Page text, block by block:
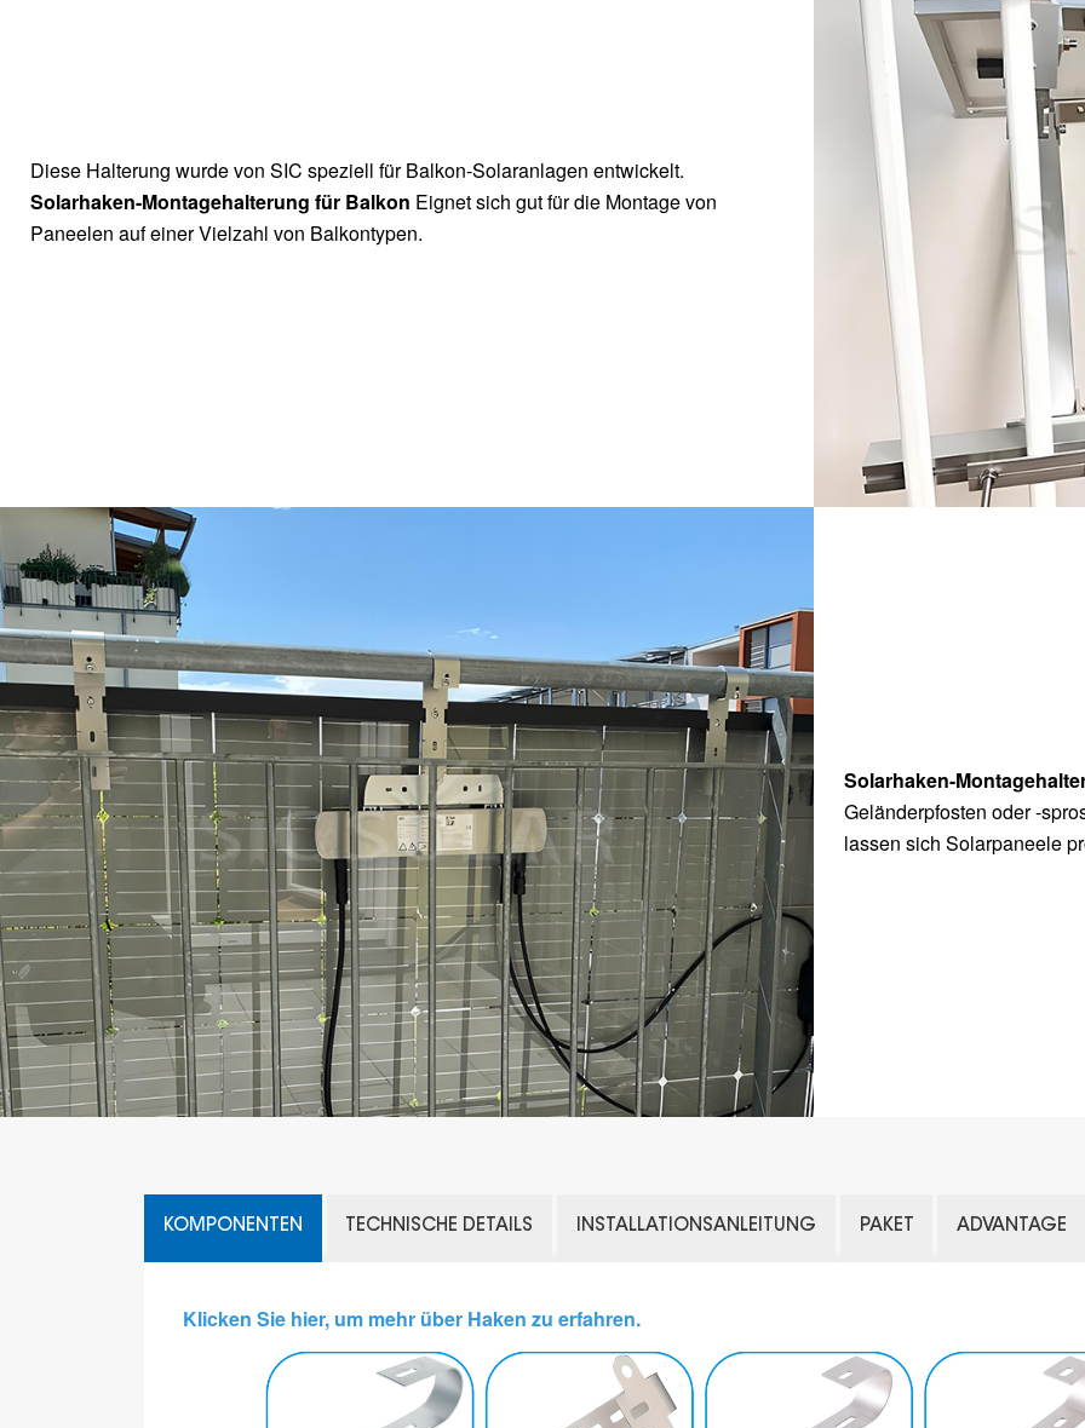
Diese Halterung wurde von SIC speziell für Balkon-Solaranlagen entwickelt.
Solarhaken-Montagehalterung für Balkon Eignet sich gut für die Montage von
Paneelen auf einer Vielzahl von Balkontypen.
Solarhaken-
Geländerpfosten oder -
lassen sich Solarpaneele
KOMPONENTEN TECHNISCHE DETAILS INSTALLATIONSANLEITUNG PAKET ADVANTAGE
Klicken Sie hier, um mehr über Haken zu erfahren.